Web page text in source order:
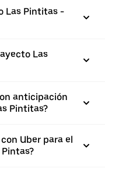
Las Pintitas -
Las
anticipación
Pintitas?
Uber para el